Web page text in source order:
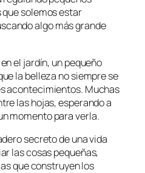
que solemos estar
algo más grande
el jardín, un pequeño
la belleza no siempre se
acontecimientos. Muchas
las hojas, esperando a
momento para verla.
secreto de una vida
las cosas pequeñas,
que construyen los